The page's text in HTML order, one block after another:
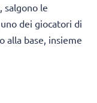
, salgono le
, uno dei giocatori di
alla base, insieme